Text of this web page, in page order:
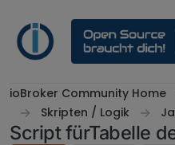
ioBroker Community Home
Skripten / Logik
Script fürTabelle